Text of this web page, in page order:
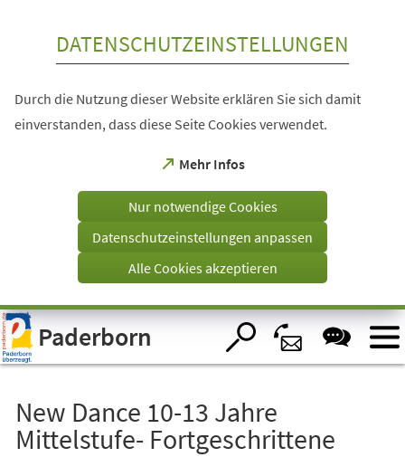
Visuelle
Assistenzsoftware
öffnen.
DATENSCHUTZEINSTELLUNGEN
Durch die Nutzung dieser Website erklären Sie sich damit
einverstanden, dass diese Seite Cookies verwendet.
Mehr Infos
(Öffnet
einem
Tab)
Nur notwendige Cookies
Datenschutzeinstellungen anpassen
Alle Cookies akzeptieren
Paderborn
New Dance 10-13 Jahre
Mittelstufe- Fortgeschrittene